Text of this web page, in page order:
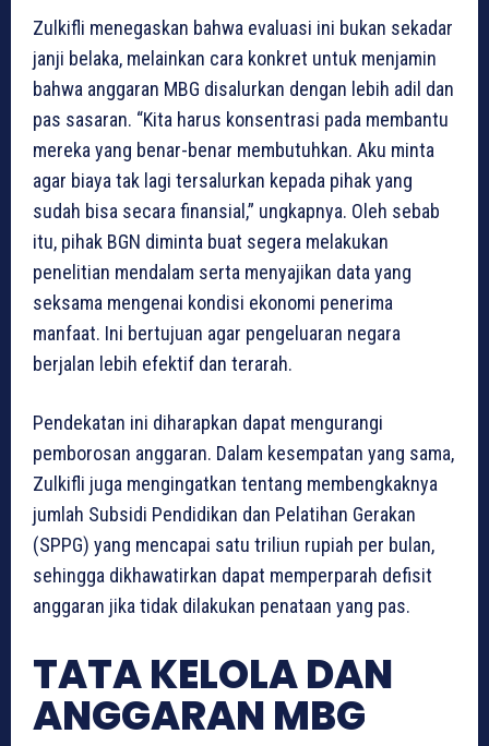
Zulkifli menegaskan bahwa evaluasi ini bukan sekadar
janji belaka, melainkan cara konkret untuk menjamin
bahwa anggaran MBG disalurkan dengan lebih adil dan
pas sasaran. “Kita harus konsentrasi pada membantu
mereka yang benar-benar membutuhkan. Aku minta
agar biaya tak lagi tersalurkan kepada pihak yang
sudah bisa secara finansial,” ungkapnya. Oleh sebab
itu, pihak BGN diminta buat segera melakukan
penelitian mendalam serta menyajikan data yang
seksama mengenai kondisi ekonomi penerima
manfaat. Ini bertujuan agar pengeluaran negara
berjalan lebih efektif dan terarah.
Pendekatan ini diharapkan dapat mengurangi
pemborosan anggaran. Dalam kesempatan yang sama,
Zulkifli juga mengingatkan tentang membengkaknya
jumlah Subsidi Pendidikan dan Pelatihan Gerakan
(SPPG) yang mencapai satu triliun rupiah per bulan,
sehingga dikhawatirkan dapat memperparah defisit
anggaran jika tidak dilakukan penataan yang pas.
TATA KELOLA DAN
ANGGARAN MBG